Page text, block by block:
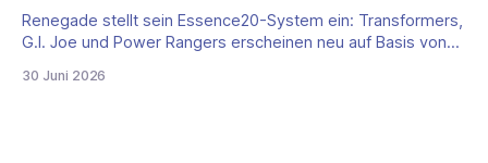
Renegade stellt sein Essence20-System ein: Transformers,
G.I. Joe und Power Rangers erscheinen neu auf Basis von
30 Juni 2026